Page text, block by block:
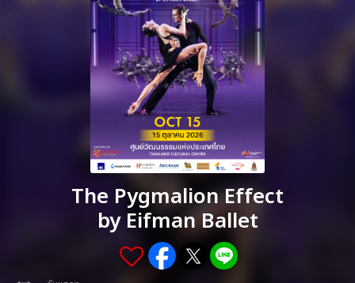
The Pygmalion Effect
by Eifman Ballet